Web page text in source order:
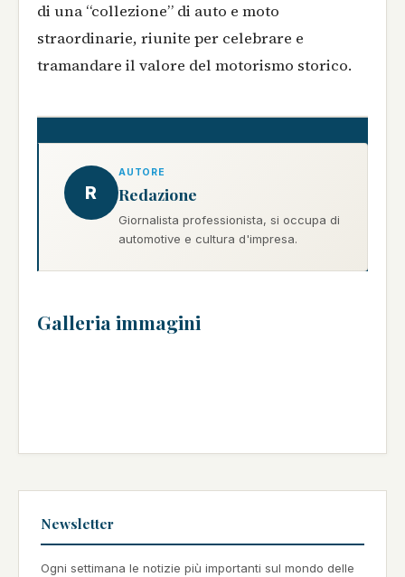
di una “collezione” di auto e moto
straordinarie, riunite per celebrare e
tramandare il valore del motorismo storico.
R
AUTORE
Redazione
Giornalista professionista, si occupa di
automotive e cultura d'impresa.
Galleria immagini
Newsletter
Ogni settimana le notizie più importanti sul mondo delle